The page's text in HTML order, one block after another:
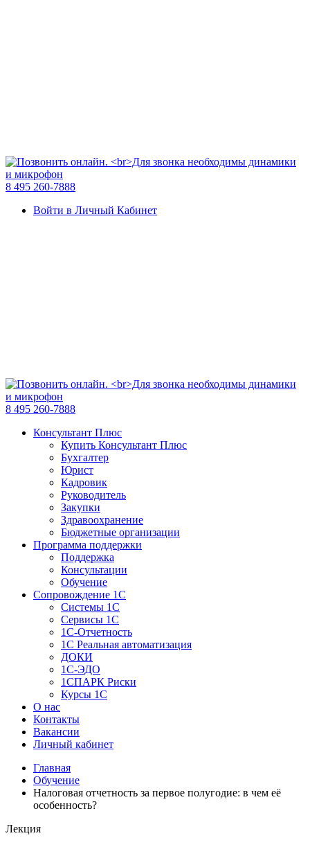
8 495 260-7888
Войти в Личный Кабинет
8 495 260-7888
Консультант Плюс
Купить Консультант Плюс
Бухгалтер
Юрист
Кадровик
Руководитель
Закупки
Здравоохранение
Бюджетные организации
Программа поддержки
Поддержка
Консультации
Обучение
Сопровождение 1С
Системы 1С
Сервисы 1С
1C-Отчетность
1С Реальная автоматизация
ДОКИ
1C-ЭДО
1СПАРК Риски
Курсы 1С
О нас
Контакты
Вакансии
Личный кабинет
Главная
Обучение
Налоговая отчетность за первое полугодие: в чем её
особенность?
Лекция